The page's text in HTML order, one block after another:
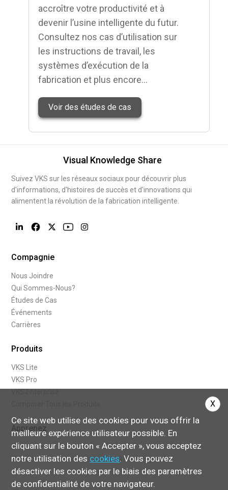
accroître votre productivité et à
devenir l’usine intelligente du futur.
Consultez nos cas d’utilisation sur
les instructions de travail, les
systèmes d’exécution de la
fabrication et plus encore…
Voir des études de cas
Ce site web utilise des cookies pour vous offrir la
meilleure expérience utilisateur possible. En
cliquant sur le bouton « Accepter », vous acceptez
notre utilisation des cookies. Vous pouvez
désactiver les cookies par le biais des paramètres
de confidentialité de votre navigateur.
X
Visual Knowledge Share
Suivez VKS sur les réseaux sociaux pour découvrir plus
d'informations, d'histoires de succès et d'innovations qui
alimentent la révolution de la fabrication intelligente.
Compagnie
Nous Joindre
Qui Sommes-Nous?
Études de Cas
Événements
Carrières
Produits
VKS Lite
VKS Pro
Apprenez
Blogue
Que Sont les Instructions de travail Numériques?